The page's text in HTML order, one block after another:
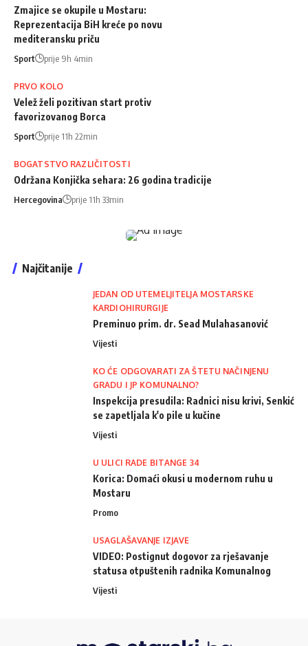
Zmajice se okupile u Mostaru:
Reprezentacija BiH kreće po novu
mediteransku priču
Sport prije 9h 4min
PRVO KOLO
Velež želi pozitivan start protiv
favorizovanog Borca
Sport prije 11h 22min
BOGATSTVO RAZLIČITOSTI
Održana Konjička sehara: 26 godina tradicije
Hercegovina prije 11h 33min
Najčitanije
JEDAN OD UTEMELJITELJA MOSTARSKE
KARDIOHIRURGIJE
Preminuo prim. dr. Sead Mulahasanović
Vijesti
KO ĆE ODGOVARATI ZA ŠTETU NAČINJENU
GRADU I JP KOMUNALNO?
Inspekcija presudila: Radnici nisu krivi, Senkić
se zapetljala k'o pile u kučine
Vijesti
U ULICI RADE BITANGE 34
Korica: Domaći okusi u modernom ruhu u
Mostaru
Promo
USAGLAŠAVANJE IZJAVE
VIDEO: Postignut dogovor za rješavanje
statusa otpuštenih radnika Komunalnog
Vijesti